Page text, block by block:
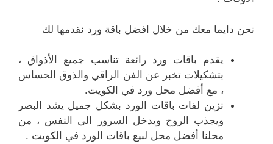
نحن دايما معك من خلال افضل باقة ورد نقدمها لك
يقدم باقات ورد رائعة تناسب جميع الأذواق ،
بتشكيلات تخبر عن الفن الراقي والذوق الحساس
، مع أفضل محل ورد في الكويت.
نزين لفات باقات الورد بشكل جميل يشد البصر
ويجذب الروح ويدخل السرور الى النفس ، من
محلنا أفضل محل لبيع باقات الورد في الكويت .